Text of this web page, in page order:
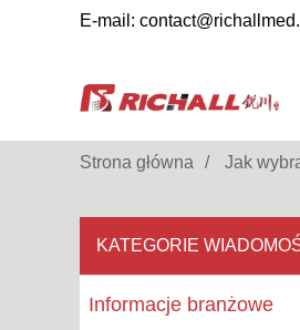
E-mail:
Strona główna Jak
KATEGORIE
Informacje branżowe